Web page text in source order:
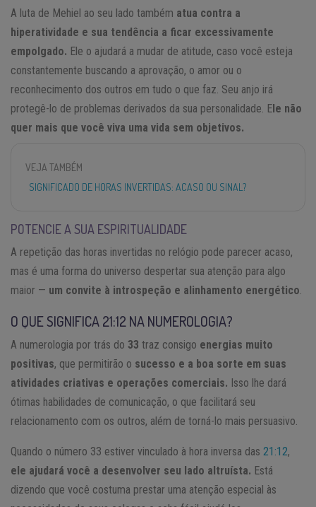
A luta de Mehiel ao seu lado também atua contra a
hiperatividade e sua tendência a ficar excessivamente
empolgado. Ele o ajudará a mudar de atitude, caso você esteja
constantemente buscando a aprovação, o amor ou o
reconhecimento dos outros em tudo o que faz. Seu anjo irá
protegê-lo de problemas derivados da sua personalidade. Ele não
quer mais que você viva uma vida sem objetivos.
VEJA TAMBÉM
SIGNIFICADO DE HORAS INVERTIDAS: ACASO OU SINAL?
POTENCIE A SUA ESPIRITUALIDADE
A repetição das horas invertidas no relógio pode parecer acaso,
mas é uma forma do universo despertar sua atenção para algo
maior — um convite à introspeção e alinhamento energético.
O QUE SIGNIFICA 21:12 NA NUMEROLOGIA?
A numerologia por trás do 33 traz consigo energias muito
positivas, que permitirão o sucesso e a boa sorte em suas
atividades criativas e operações comerciais. Isso lhe dará
ótimas habilidades de comunicação, o que facilitará seu
relacionamento com os outros, além de torná-lo mais persuasivo.
Quando o número 33 estiver vinculado à hora inversa das 21:12,
ele ajudará você a desenvolver seu lado altruísta. Está
dizendo que você costuma prestar uma atenção especial às